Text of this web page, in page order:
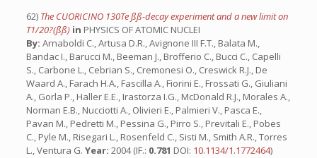
62) The CUORICINO 130Te ßß-decay experiment and a new limit on
T1/20?(ßß) in PHYSICS OF ATOMIC NUCLEI
By: Arnaboldi C., Artusa D.R., Avignone III F.T., Balata M.,
Bandac I., Barucci M., Beeman J., Brofferio C., Bucci C., Capelli
S., Carbone L., Cebrian S., Cremonesi O., Creswick R.J., De
Waard A., Farach H.A., Fascilla A., Fiorini E., Frossati G., Giuliani
A., Gorla P., Haller E.E., Irastorza I.G., McDonald R.J., Morales A.,
Norman E.B., Nucciotti A., Olivieri E., Palmieri V., Pasca E.,
Pavan M., Pedretti M., Pessina G., Pirro S., Previtali E., Pobes
C., Pyle M., Risegari L., Rosenfeld C., Sisti M., Smith A.R., Torres
L., Ventura G. Year: 2004 (IF.: 0.781 DOI: 10.1134/1.1772464)